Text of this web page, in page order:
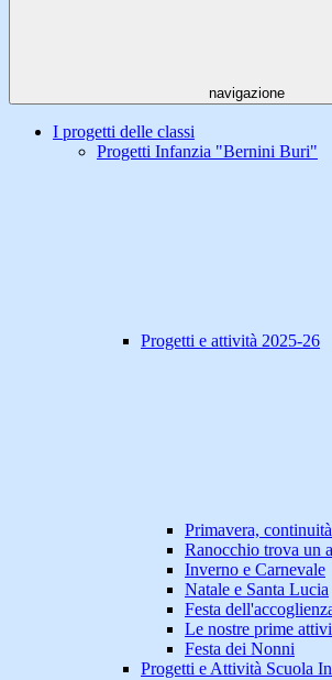
navigazione
I progetti delle classi
Progetti Infanzia "Bernini Buri"
Progetti e attività 2025-26
Primavera,
Ranocchio trova un
Inverno e Carnevale
Natale e Santa Lucia
Festa
Le nostre prime
Festa dei Nonni
Progetti e Attività Scuola